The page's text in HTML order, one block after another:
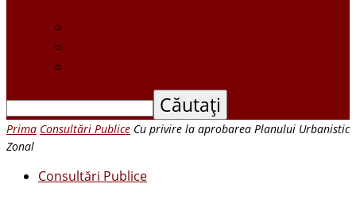
Prima Consultări Publice Cu privire la aprobarea Planului Urbanistic
Zonal
Consultări Publice